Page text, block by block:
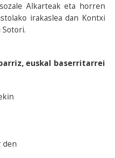
Alkarteak eta horren
irakaslea dan Kontxi
euskal baserritarrei
den